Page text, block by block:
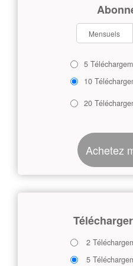
Mensuels
5
10
20
Achetez
2
5